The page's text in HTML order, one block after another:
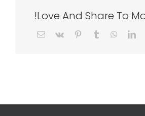
Love And Share To
LinkedIn
WhatsApp
Tumblr
Pinterest
Vk
Email